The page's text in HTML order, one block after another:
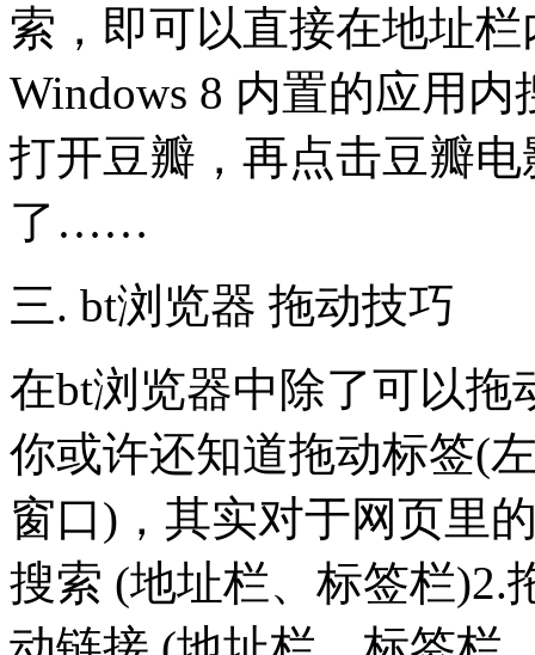
索，即可以直接在地址
Windows 8 内置的应用
打开豆瓣，再点击豆瓣
了……
三. bt浏览器 拖动技巧
在bt浏览器中除了可以拖
你或许还知道拖动标签(
窗口)，其实对于网页里
搜索 (地址栏、标签栏)2.